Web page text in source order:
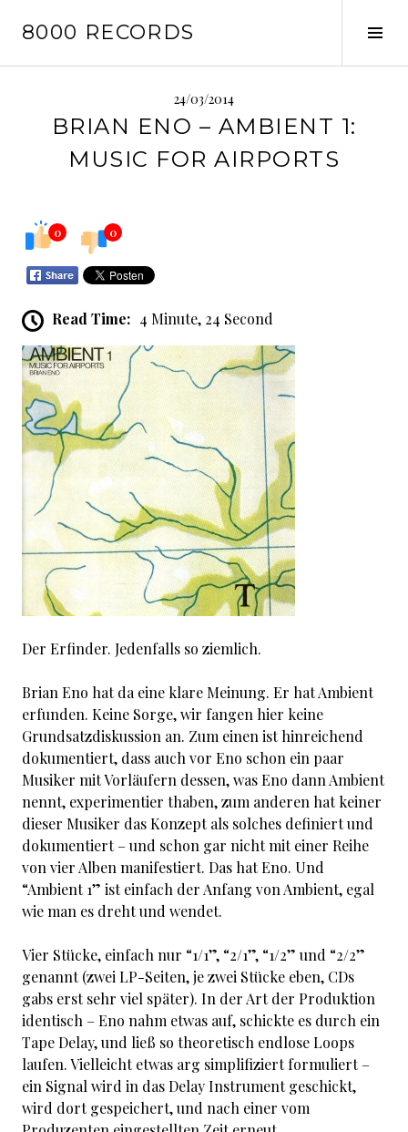
8000 RECORDS
24/03/2014
BRIAN ENO – AMBIENT 1:
MUSIC FOR AIRPORTS
0 0
Read Time: 4 Minute, 24 Second
Der Erfinder. Jedenfalls so ziemlich.
Brian Eno hat da eine klare Meinung. Er hat Ambient
erfunden. Keine Sorge, wir fangen hier keine
Grundsatzdiskussion an. Zum einen ist hinreichend
dokumentiert, dass auch vor Eno schon ein paar
Musiker mit Vorläufern dessen, was Eno dann Ambient
nennt, experimentier thaben, zum anderen hat keiner
dieser Musiker das Konzept als solches definiert und
dokumentiert – und schon gar nicht mit einer Reihe
von vier Alben manifestiert. Das hat Eno. Und
“Ambient 1” ist einfach der Anfang von Ambient, egal
wie man es dreht und wendet.
Vier Stücke, einfach nur “1/1”, “2/1”, “1/2” und “2/2”
genannt (zwei LP-Seiten, je zwei Stücke eben, CDs
gabs erst sehr viel später). In der Art der Produktion
identisch – Eno nahm etwas auf, schickte es durch ein
Tape Delay, und ließ so theoretisch endlose Loops
laufen. Vielleicht etwas arg simplifiziert formuliert –
ein Signal wird in das Delay Instrument geschickt,
wird dort gespeichert, und nach einer vom